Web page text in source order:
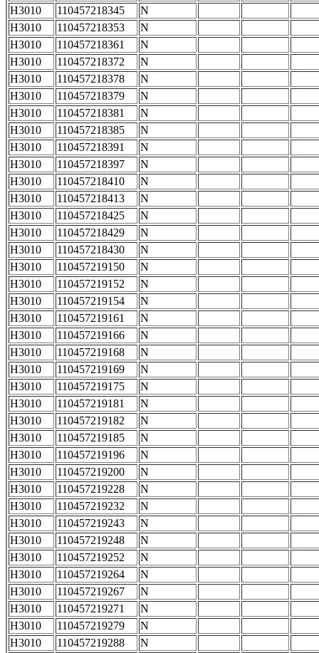
H3010
110457218345
N
H3010
110457218353
N
H3010
110457218361
N
H3010
110457218372
N
H3010
110457218378
N
H3010
110457218379
N
H3010
110457218381
N
H3010
110457218385
N
H3010
110457218391
N
H3010
110457218397
N
H3010
110457218410
N
H3010
110457218413
N
H3010
110457218425
N
H3010
110457218429
N
H3010
110457218430
N
H3010
110457219150
N
H3010
110457219152
N
H3010
110457219154
N
H3010
110457219161
N
H3010
110457219166
N
H3010
110457219168
N
H3010
110457219169
N
H3010
110457219175
N
H3010
110457219181
N
H3010
110457219182
N
H3010
110457219185
N
H3010
110457219196
N
H3010
110457219200
N
H3010
110457219228
N
H3010
110457219232
N
H3010
110457219243
N
H3010
110457219248
N
H3010
110457219252
N
H3010
110457219264
N
H3010
110457219267
N
H3010
110457219271
N
H3010
110457219279
N
H3010
110457219288 N